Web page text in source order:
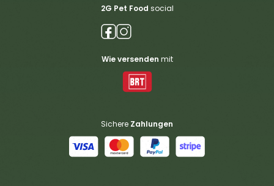
2G Pet Food social
Wie versenden mit
Sichere Zahlungen